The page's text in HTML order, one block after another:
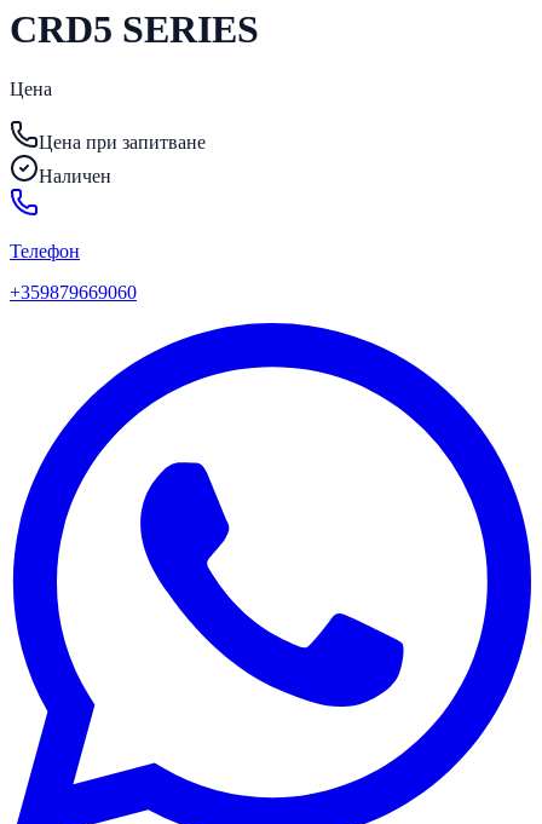
CRD5 SERIES
Цена
Цена при запитване
Наличен
Телефон
+359879669060